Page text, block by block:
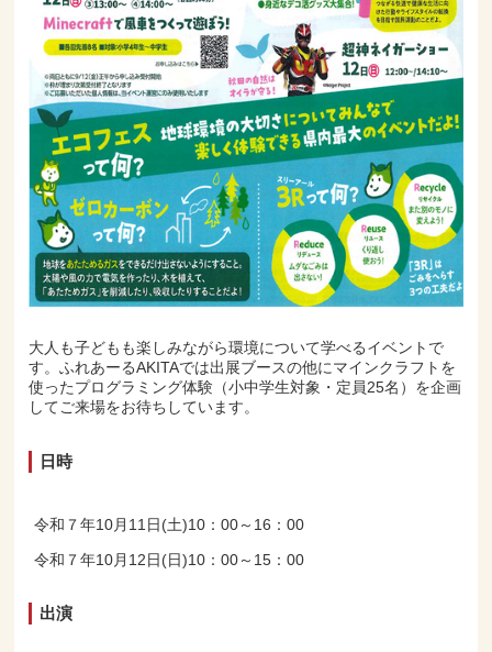
大人も子どもも楽しみながら環境について学べるイベントで
す。ふれあーるAKITAでは出展ブースの他にマインクラフトを
使ったプログラミング体験（小中学生対象・定員25名）を企画
してご来場をお待ちしています。
日時
令和７年10月11日(土)10：00～16：00
令和７年10月12日(日)10：00～15：00
出演